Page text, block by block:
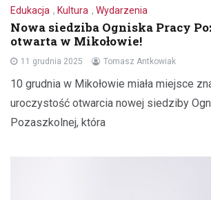
Edukacja , Kultura , Wydarzenia
Nowa siedziba Ogniska Pracy
otwarta w Mikołowie!
11 grudnia 2025 Tomasz Antkowiak
10 grudnia w Mikołowie miała miejsce
uroczystość otwarcia nowej siedziby
Pozaszkolnej, która